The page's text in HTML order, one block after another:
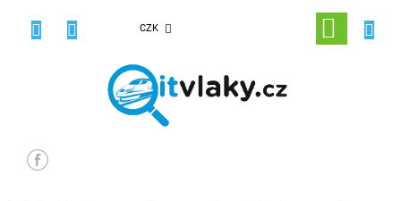
CZK
NÁKUPNÍ
KOŠÍK